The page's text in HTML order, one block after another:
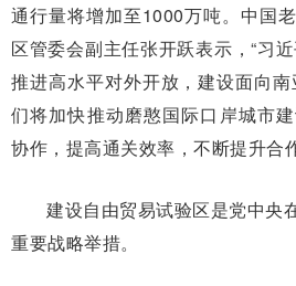
通行量将增加至1000万吨。中国
区管委会副主任张开跃表示，“习
推进高水平对外开放，建设面向
们将加快推动磨憨国际口岸城市
协作，提高通关效率，不断提升合
建设自由贸易试验区是党中央
重要战略举措。